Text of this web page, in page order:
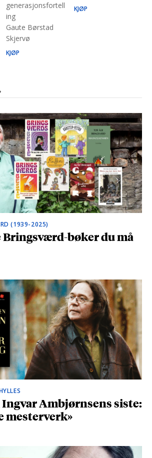
generasjonsfortell
ing
Gaute Børstad
Skjervø
KJØP
KJØP
(1939-2025)
Bringsværd-bøker du må
Ambjørnsens siste:
mesterverk»